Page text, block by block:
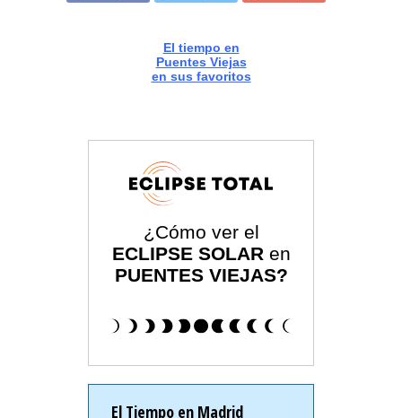
El tiempo en
Puentes Viejas
en sus favoritos
¿Cómo ver el
ECLIPSE SOLAR en
PUENTES VIEJAS?
El Tiempo en Madrid